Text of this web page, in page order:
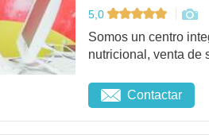
5,0
Somos un centro
nutricional, venta de
Contactar